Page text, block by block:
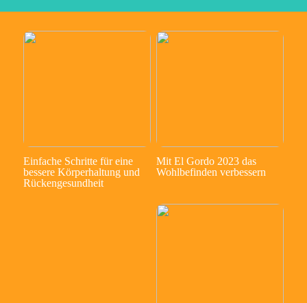
Einfache Schritte für eine
bessere Körperhaltung und
Rückengesundheit
Mit El Gordo 2023 das
Wohlbefinden verbessern